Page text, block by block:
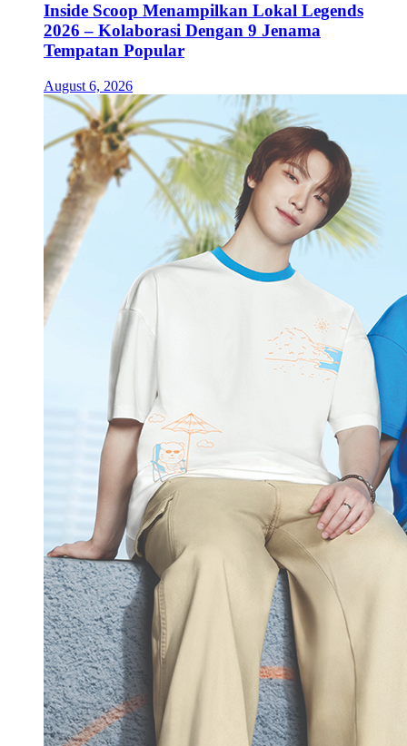
Inside Scoop Menampilkan Lokal Legends
2026 – Kolaborasi Dengan 9 Jenama
Tempatan Popular
August 6, 2026